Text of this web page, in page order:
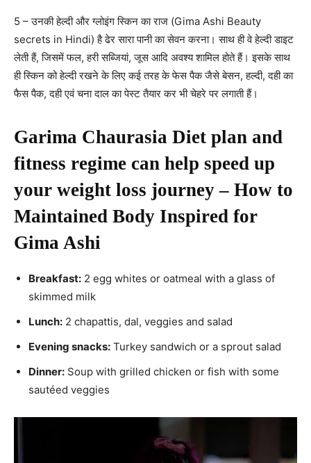
5 – उनकी हेल्दी और ग्लोइंग स्किन का राज (Gima Ashi Beauty
secrets in Hindi) है ढेर सारा पानी का सेवन करना। साथ ही वे हेल्दी डाइट
लेती हैं, जिसमें फल, हरी सब्जियां, जूस आदि अवश्य शामिल होते हैं। इसके साथ
ही स्किन को हेल्दी रखने के लिए कई तरह के फेस पैक जैसे बेसन, हल्दी, दही का
फैस पैक, दही एवं चना दाल का पेस्ट तैयार कर भी चेहरे पर लगाती हैं।
Garima Chaurasia Diet plan and
fitness regime can help speed up
your weight loss journey – How to
Maintained Body Inspired for
Gima Ashi
Breakfast: 2 egg whites or oatmeal with a glass of
skimmed milk
Lunch: 2 chapattis, dal, veggies and salad
Evening snacks: Turkey sandwich or a sprout salad
Dinner: Soup with grilled chicken or fish with some
sautéed veggies